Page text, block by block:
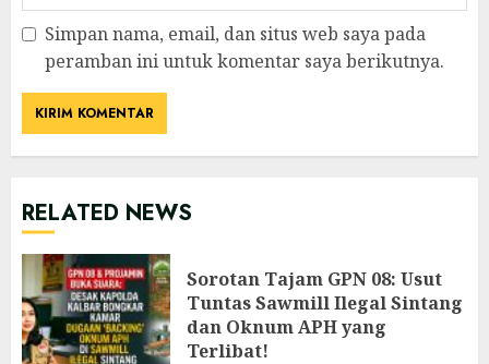
Simpan nama, email, dan situs web saya pada
peramban ini untuk komentar saya berikutnya.
RELATED NEWS
‎Sorotan Tajam GPN 08: Usut
Tuntas Sawmill Ilegal Sintang
dan Oknum APH yang
Terlibat!